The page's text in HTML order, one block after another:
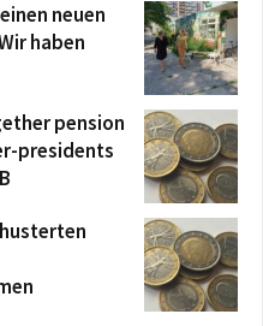
neuen
haben
pension
presidents